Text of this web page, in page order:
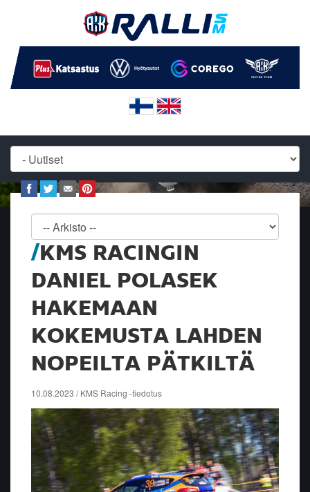
KMS RACINGIN
DANIEL POLASEK
HAKEMAAN
KOKEMUSTA LAHDEN
NOPEILTA PÄTKILTÄ
10.08.2023 / KMS Racing -tiedotus